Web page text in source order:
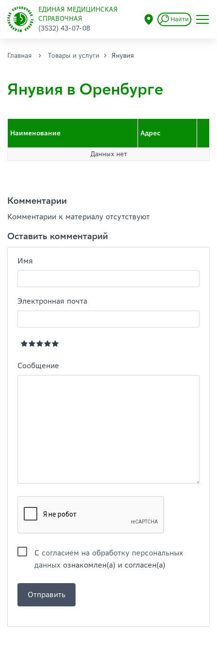
ЕДИНАЯ МЕДИЦИНСКАЯ
СПРАВОЧНАЯ
(3532) 43-07-08
Найти
Главная Товары и услуги Янувия
Янувия в Оренбурге
Наименование Адрес
Данных нет
Комментарии
Комментарии к материалу отсутствуют
Оставить комментарий
Имя
Электронная почта
Сообщение
С согласием на обработку персональных
данных ознакомлен(а) и согласен(а)